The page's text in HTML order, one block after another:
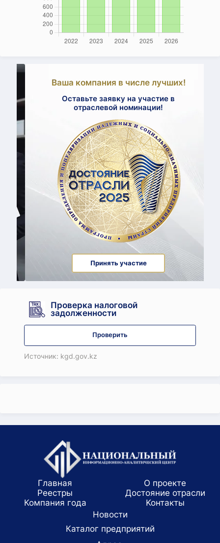
Ваша компания в числе лучших!
Оставьте заявку на участие в
отраслевой номинации!
Принять участие
Проверка налоговой
задолженности
Проверить
Источник: kgd.gov.kz
Главная
О проекте
Реестры
Достояние отрасли
Компания года
Koнтaкты
Новости
Каталог предприятий